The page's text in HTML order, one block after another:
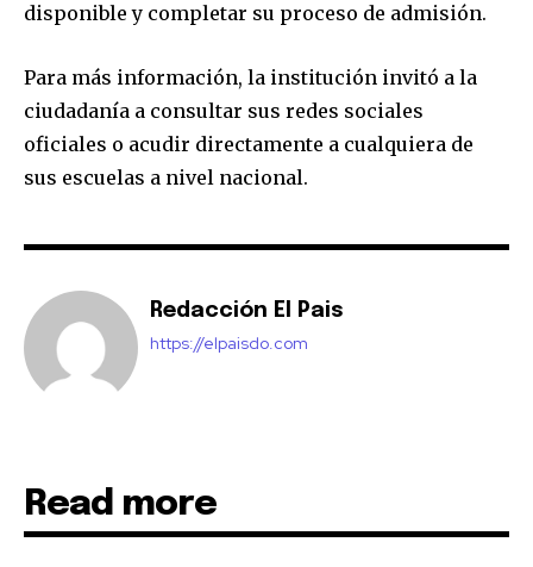
disponible y completar su proceso de admisión.
Para más información, la institución invitó a la
ciudadanía a consultar sus redes sociales
oficiales o acudir directamente a cualquiera de
sus escuelas a nivel nacional.
Redacción El Pais
https://elpaisdo.com
Read more